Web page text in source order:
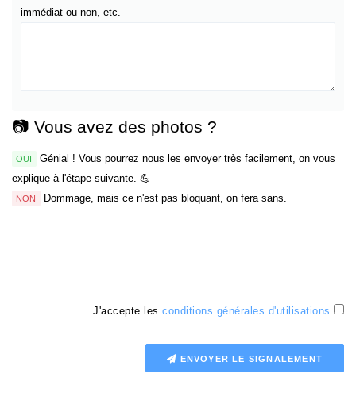
immédiat ou non, etc.
📷 Vous avez des photos ?
OUI
Génial ! Vous pourrez nous les envoyer très facilement, on vous
explique à l'étape suivante. 💪
NON Dommage, mais ce n'est pas bloquant, on fera sans.
J'accepte les conditions générales d'utilisations
ENVOYER LE SIGNALEMENT